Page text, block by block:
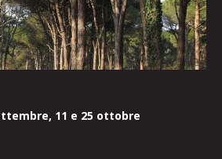
11 e 25 ottobre